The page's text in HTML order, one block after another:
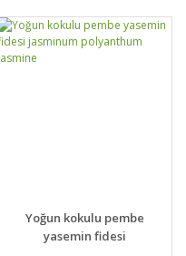
Yoğun kokulu pembe
yasemin fidesi